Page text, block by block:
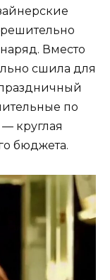
Вместо
сшила для
по
круглая
бюджета.